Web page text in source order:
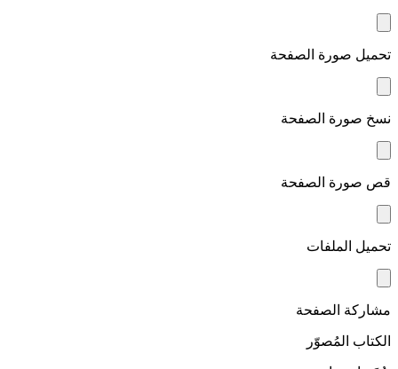
تحميل صورة الصفحة
نسخ صورة الصفحة
قص صورة الصفحة
تحميل الملفات
مشاركة الصفحة
الكتاب المُصوّر